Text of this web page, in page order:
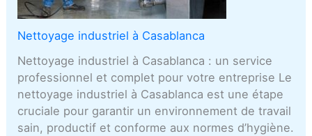
Nettoyage industriel à Casablanca
Nettoyage industriel à Casablanca : un service
professionnel et complet pour votre entreprise Le
nettoyage industriel à Casablanca est une étape
cruciale pour garantir un environnement de travail
sain, productif et conforme aux normes d’hygiène.